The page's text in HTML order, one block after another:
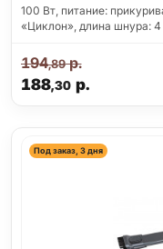
100 Вт, питание:
«Циклон», длина шнура:
188,30р.
194,89р.
Под заказ, 3 дня